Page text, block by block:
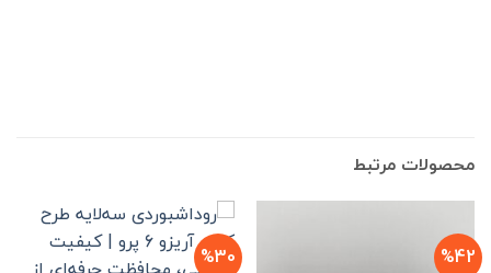
محصولات مرتبط
%42
%30